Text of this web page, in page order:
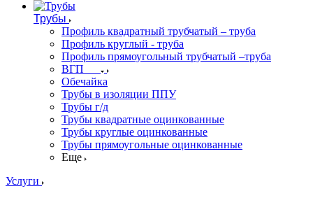
Трубы
Профиль квадратный трубчатый – труба
Профиль круглый - труба
Профиль прямоугольный трубчатый –труба
ВГП
Обечайка
Трубы в изоляции ППУ
Трубы г/д
Трубы квадратные оцинкованные
Трубы круглые оцинкованные
Трубы прямоугольные оцинкованные
Еще
Услуги